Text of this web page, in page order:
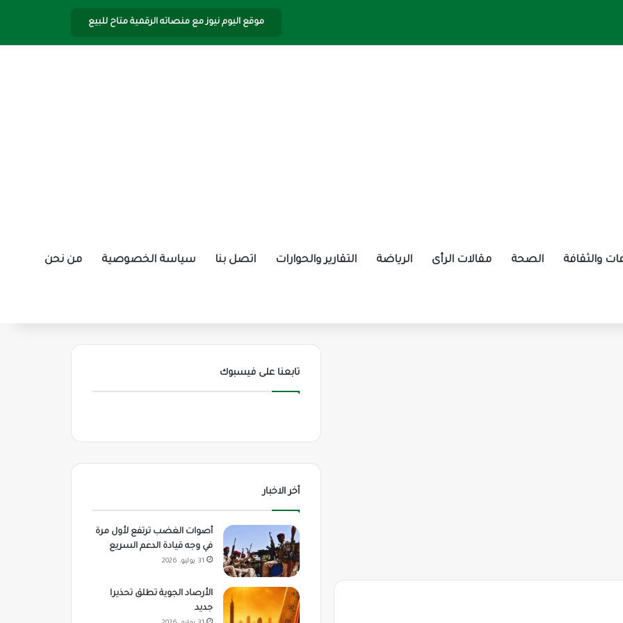
موقع اليوم نيوز مع منصاته الرقمية متاح للبيع
والثقافة الصحة مقالات الرأى الرياضة التقارير والحوارات اتصل بنا سياسة الخصوصية من نحن
تابعنا على فيسبوك
أخر الاخبار
أصوات الغضب ترتفع لأول مرة
في وجه قيادة الدعم السريع
31 يوليو، 2026
الأرصاد الجوية تطلق تحذيرا
جديد